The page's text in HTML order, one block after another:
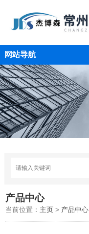
网站导航
产品中心
当前位置： 主页 > 产品中心